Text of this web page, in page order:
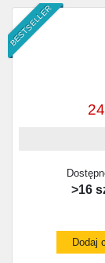
BESTSELLER
>16
Dodaj